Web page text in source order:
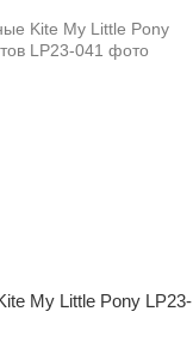
My Little Pony LP23-